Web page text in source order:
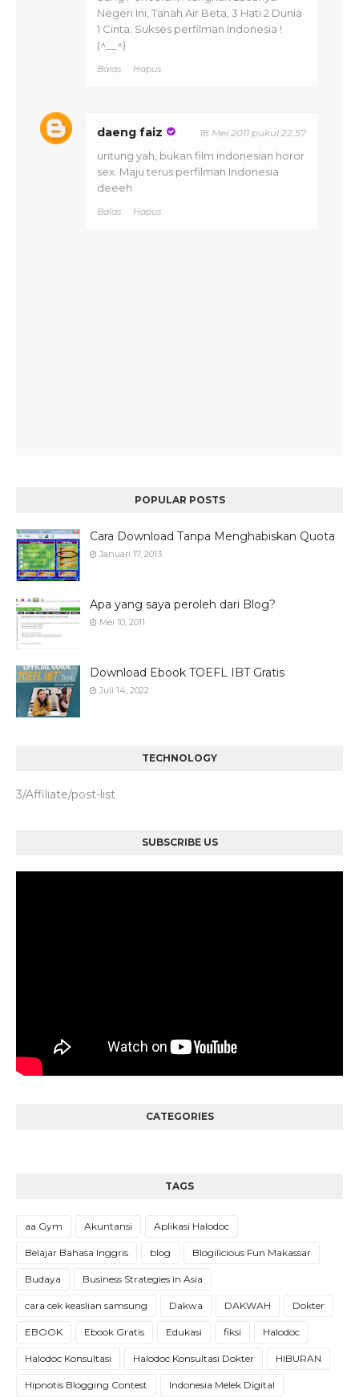
Negeri Ini, Tanah Air Beta, 3 Hati 2 Dunia
1 Cinta. Sukses perfilman Indonesia !
(^__^)
Balas Hapus
daeng faiz 18 Mei 2011 pukul 22.57
untung yah, bukan film indonesian horor
sex. Maju terus perfilman Indonesia
deeeh
Balas Hapus
POPULAR POSTS
Cara Download Tanpa Menghabiskan Quota
Januari 17, 2013
Apa yang saya peroleh dari Blog?
Mei 10, 2011
Download Ebook TOEFL IBT Gratis
Juli 14, 2022
TECHNOLOGY
3/Affiliate/post-list
SUBSCRIBE US
CATEGORIES
TAGS
aa Gym Akuntansi Aplikasi Halodoc
Belajar Bahasa Inggris blog Blogilicious Fun Makassar
Budaya Business Strategies in Asia
cara cek keaslian samsung Dakwa DAKWAH Dokter
EBOOK Ebook Gratis Edukasi fiksi Halodoc
Halodoc Konsultasi Halodoc Konsultasi Dokter HIBURAN
Hipnotis Blogging Contest Indonesia Melek Digital